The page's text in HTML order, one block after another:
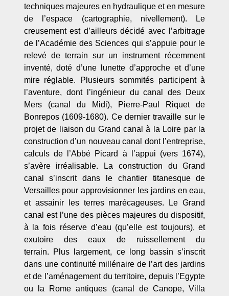
techniques majeures en hydraulique et en mesure
de l’espace (cartographie, nivellement). Le
creusement est d’ailleurs décidé avec l’arbitrage
de l’Académie des Sciences qui s’appuie pour le
relevé de terrain sur un instrument récemment
inventé, doté d’une lunette d’approche et d’une
mire réglable. Plusieurs sommités participent à
l’aventure, dont l’ingénieur du canal des Deux
Mers (canal du Midi), Pierre-Paul Riquet de
Bonrepos (1609-1680). Ce dernier travaille sur le
projet de liaison du Grand canal à la Loire par la
construction d’un nouveau canal dont l’entreprise,
calculs de l’Abbé Picard à l’appui (vers 1674),
s’avère irréalisable. La construction du Grand
canal s’inscrit dans le chantier titanesque de
Versailles pour approvisionner les jardins en eau,
et assainir les terres marécageuses. Le Grand
canal est l’une des pièces majeures du dispositif,
à la fois réserve d’eau (qu’elle est toujours), et
exutoire des eaux de ruissellement du
terrain. Plus largement, ce long bassin s’inscrit
dans une continuité millénaire de l’art des jardins
et de l’aménagement du territoire, depuis l’Egypte
ou la Rome antiques (canal de Canope, Villa